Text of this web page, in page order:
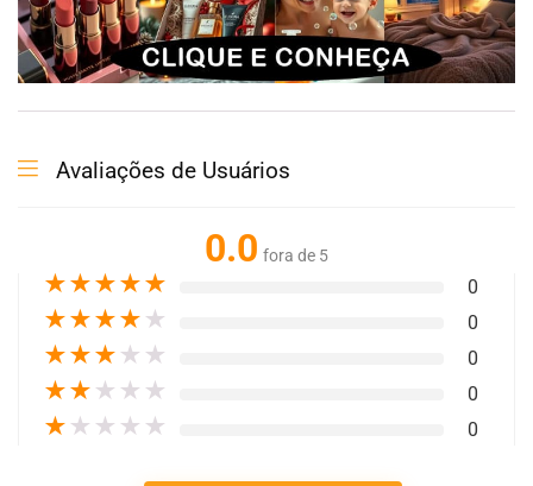
Avaliações de Usuários
0.0 fora de 5
★★★★★ 0
★★★★ ★ 0
★★★ ★ ★ 0
★★ ★ ★ ★ 0
★ ★ ★ ★ ★ 0